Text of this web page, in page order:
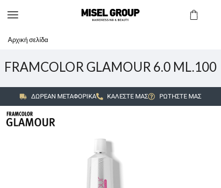
Αρχική σελίδα
FRAMCOLOR GLAMOUR 6.0 ML.100
ΔΩΡΕΑΝ ΜΕΤΑΦΟΡΙΚΑ ΚΑΛΕΣΤΕ ΜΑΣ ΡΩΤΗΣΤΕ ΜΑΣ